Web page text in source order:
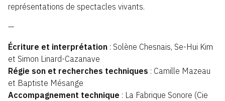
représentations de spectacles vivants.
—
Écriture et interprétation : Solène Chesnais, Se-Hui Kim
et Simon Linard-Cazanave
Régie son et recherches techniques : Camille Mazeau
et Baptiste Mésange
Accompagnement technique : La Fabrique Sonore (Cie